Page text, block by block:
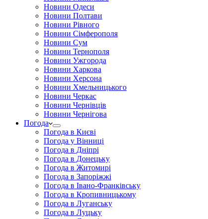
Новини Одеси
Новини Полтави
Новини Рівного
Новини Сімферополя
Новини Сум
Новини Тернополя
Новини Ужгорода
Новини Харкова
Новини Херсона
Новини Хмельницького
Новини Черкас
Новини Чернівців
Новини Чернігова
Погода
Погода в Києві
Погода у Вінниці
Погода в Дніпрі
Погода в Донецьку
Погода в Житомирі
Погода в Запоріжжі
Погода в Івано-Франківську
Погода в Кропивницькому
Погода в Луганську
Погода в Луцьку